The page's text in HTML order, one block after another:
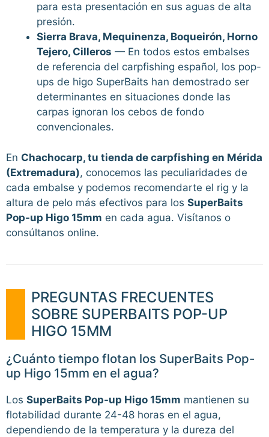
para esta presentación en sus aguas de alta
presión.
Sierra Brava, Mequinenza, Boqueirón, Horno
Tejero, Cilleros — En todos estos embalses
de referencia del carpfishing español, los pop-
ups de higo SuperBaits han demostrado ser
determinantes en situaciones donde las
carpas ignoran los cebos de fondo
convencionales.
En Chachocarp, tu tienda de carpfishing en Mérida
(Extremadura), conocemos las peculiaridades de
cada embalse y podemos recomendarte el rig y la
altura de pelo más efectivos para los SuperBaits
Pop-up Higo 15mm en cada agua. Visítanos o
consúltanos online.
PREGUNTAS FRECUENTES
SOBRE SUPERBAITS POP-UP
HIGO 15MM
¿Cuánto tiempo flotan los SuperBaits Pop-
up Higo 15mm en el agua?
Los SuperBaits Pop-up Higo 15mm mantienen su
flotabilidad durante 24-48 horas en el agua,
dependiendo de la temperatura y la dureza del